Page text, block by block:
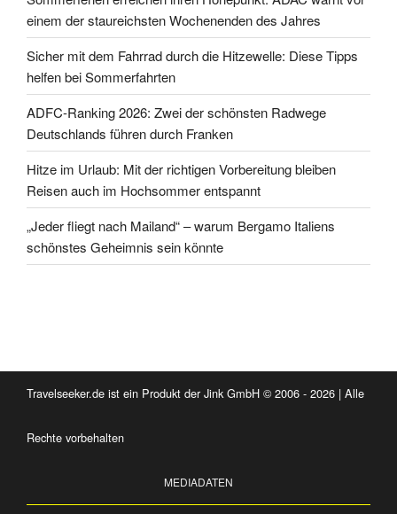
einem der staureichsten Wochenenden des Jahres
Sicher mit dem Fahrrad durch die Hitzewelle: Diese Tipps
helfen bei Sommerfahrten
ADFC-Ranking 2026: Zwei der schönsten Radwege
Deutschlands führen durch Franken
Hitze im Urlaub: Mit der richtigen Vorbereitung bleiben
Reisen auch im Hochsommer entspannt
„Jeder fliegt nach Mailand“ – warum Bergamo Italiens
schönstes Geheimnis sein könnte
Travelseeker.de ist ein Produkt der Jink GmbH © 2006 - 2026 | Alle
Rechte vorbehalten
MEDIADATEN